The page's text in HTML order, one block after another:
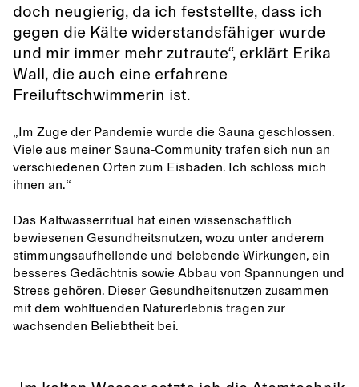
doch neugierig, da ich feststellte, dass ich
gegen die Kälte widerstandsfähiger wurde
und mir immer mehr zutraute“, erklärt Erika
Wall, die auch eine erfahrene
Freiluftschwimmerin ist.
„Im Zuge der Pandemie wurde die Sauna geschlossen.
Viele aus meiner Sauna-Community trafen sich nun an
verschiedenen Orten zum Eisbaden. Ich schloss mich
ihnen an.“
Das Kaltwasserritual hat einen wissenschaftlich
bewiesenen Gesundheitsnutzen, wozu unter anderem
stimmungsaufhellende und belebende Wirkungen, ein
besseres Gedächtnis sowie Abbau von Spannungen und
Stress gehören. Dieser Gesundheitsnutzen zusammen
mit dem wohltuenden Naturerlebnis tragen zur
wachsenden Beliebtheit bei.